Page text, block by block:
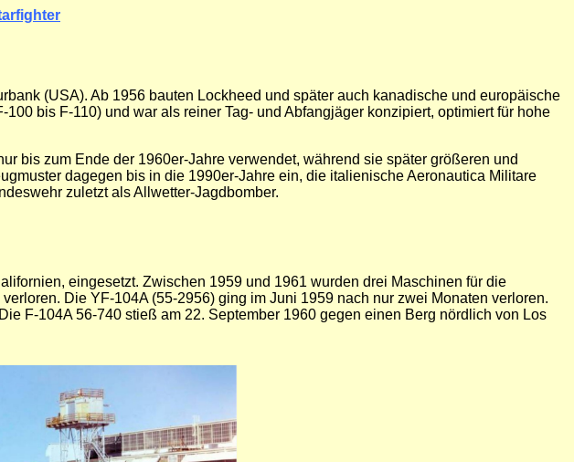
(USA). Ab 1956 bauten Lockheed und später auch kanadische und europäische
bis F-110) und war als reiner Tag- und Abfangjäger konzipiert, optimiert für hohe
bis zum Ende der 1960er-Jahre verwendet, während sie später größeren und
dagegen bis in die 1990er-Jahre ein, die italienische Aeronautica Militare
zuletzt als Allwetter-Jagdbomber.
eingesetzt. Zwischen 1959 und 1961 wurden drei Maschinen für die
Die YF-104A (55-2956) ging im Juni 1959 nach nur zwei Monaten verloren.
F-104A 56-740 stieß am 22. September 1960 gegen einen Berg nördlich von Los